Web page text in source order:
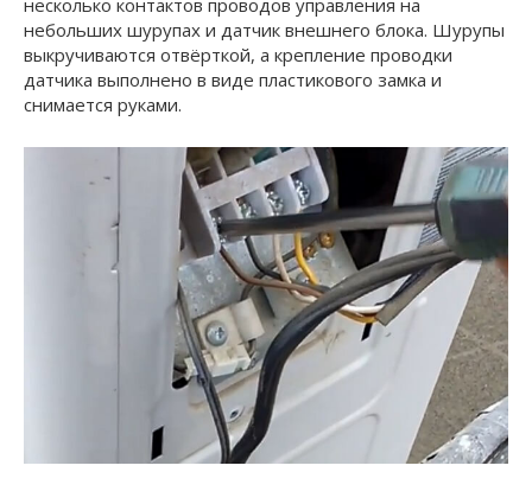
несколько контактов проводов управления на
небольших шурупах и датчик внешнего блока. Шурупы
выкручиваются отвёрткой, а крепление проводки
датчика выполнено в виде пластикового замка и
снимается руками.